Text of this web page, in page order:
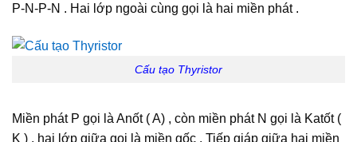
P-N-P-N . Hai lớp ngoài cùng gọi là hai miền phát .
Cấu tạo Thyristor
Miền phát P gọi là Anốt ( A) , còn miền phát N gọi là Katốt (
K ) , hai lớp giữa gọi là miền gốc . Tiếp giáp giữa hai miền